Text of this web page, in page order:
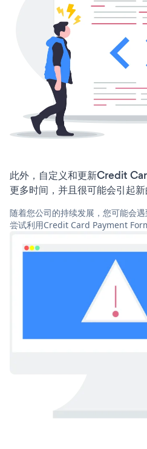
此外，自定义和更新Credit
更多时间，并且很可能会引起新
随着您公司的持续发展，您可能会
尝试利用Credit Card Payment